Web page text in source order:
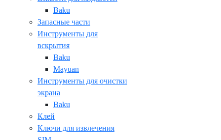
Baku
Запасные части
Инструменты для
вскрытия
Baku
Mayuan
Инструменты для очистки
экрана
Baku
Клей
Ключи для извлечения